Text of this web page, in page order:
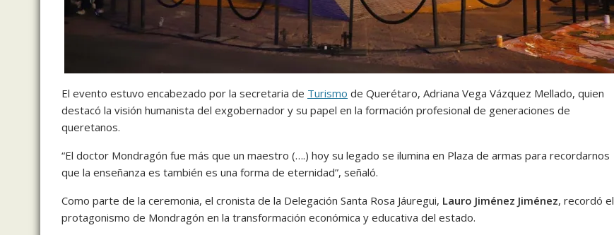
El evento estuvo encabezado por la secretaria de Turismo de Querétaro, Adriana Vega Vázquez Mellado, quien
destacó la visión humanista del exgobernador y su papel en la formación profesional de generaciones de
queretanos.
“El doctor Mondragón fue más que un maestro (….) hoy su legado se ilumina en Plaza de armas para recordarnos
que la enseñanza es también es una forma de eternidad”, señaló.
Como parte de la ceremonia, el cronista de la Delegación Santa Rosa Jáuregui, Lauro Jiménez Jiménez, recordó el
protagonismo de Mondragón en la transformación económica y educativa del estado.